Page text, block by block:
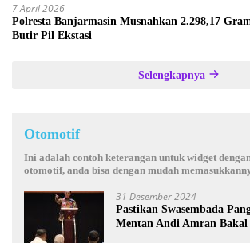
7 April 2026
Polresta Banjarmasin Musnahkan 2.298,17
Butir Pil Ekstasi
Selengkapnya
Otomotif
Ini adalah contoh keterangan untuk widget
otomotif, anda bisa dengan mudah
31 Desember 2024
Pastikan Swasembada
Mentan Andi Amran